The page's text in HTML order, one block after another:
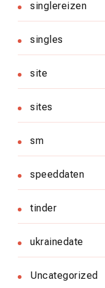
singlereizen
singles
site
sites
sm
speeddaten
tinder
ukrainedate
Uncategorized